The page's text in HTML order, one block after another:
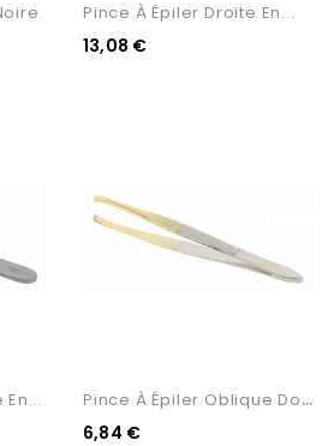
Pince À Épiler Droite En...
13,08 €
P
Ince À Épiler Oblique Dorée
6,84 €